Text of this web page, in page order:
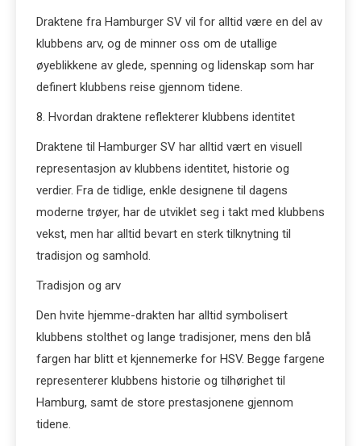
Draktene fra Hamburger SV vil for alltid være en del av
klubbens arv, og de minner oss om de utallige
øyeblikkene av glede, spenning og lidenskap som har
definert klubbens reise gjennom tidene.
8. Hvordan draktene reflekterer klubbens identitet
Draktene til Hamburger SV har alltid vært en visuell
representasjon av klubbens identitet, historie og
verdier. Fra de tidlige, enkle designene til dagens
moderne trøyer, har de utviklet seg i takt med klubbens
vekst, men har alltid bevart en sterk tilknytning til
tradisjon og samhold.
Tradisjon og arv
Den hvite hjemme-drakten har alltid symbolisert
klubbens stolthet og lange tradisjoner, mens den blå
fargen har blitt et kjennemerke for HSV. Begge fargene
representerer klubbens historie og tilhørighet til
Hamburg, samt de store prestasjonene gjennom
tidene.